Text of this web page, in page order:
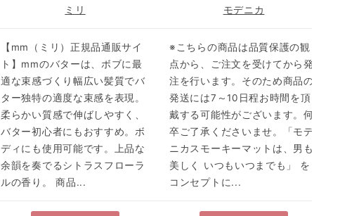
ミリ モデニカ
【mm（ミリ）正規品通販サイ
ト】mmのバターは、ボブに最
適な束感づくり幅広い髪質でバ
ター独特の適度な束感を表現。
柔らかい質感で伸ばしやすく、
バター初心者にもおすすめ。ボ
ディにも使用可能です。上品な
余韻を奏でるシトラスフローラ
ルの香り。 商品...
※こちらの商品は品質保護の観
点から、ご注文を受けてから発
注を行います。そのため商品の
発送には7～10日程お時間を頂
戴する可能性がございます。何
卒ご了承くださいませ。「モデ
ニカスモーキーマットは、男も
美しく いつもいつまでも」 を
コンセプトに...